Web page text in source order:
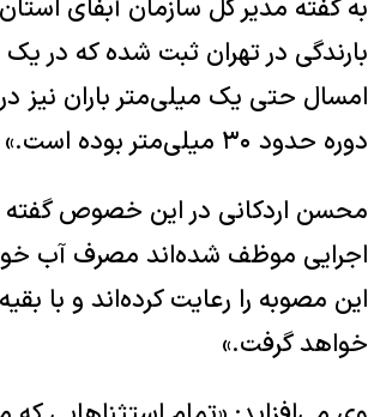
بارندگی در تهران ثبت شده که در
امسال حتی یک میلی‌متر باران نیز
دوره حدود ۳۰ میلی‌متر بوده است.»
محسن اردکانی در این خصوص گفته
این مصوبه را رعایت کرده‌اند و با
خواهد گرفت.»